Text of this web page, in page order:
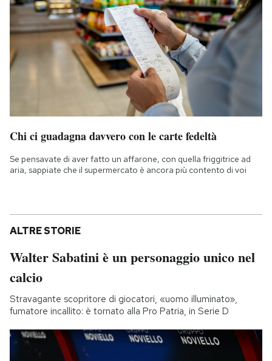
Chi ci guadagna davvero con le carte fedeltà
Se pensavate di aver fatto un affarone, con quella friggitrice ad
aria, sappiate che il supermercato è ancora più contento di voi
ALTRE STORIE
Walter Sabatini è un personaggio unico nel
calcio
Stravagante scopritore di giocatori, «uomo illuminato»,
fumatore incallito: è tornato alla Pro Patria, in Serie D